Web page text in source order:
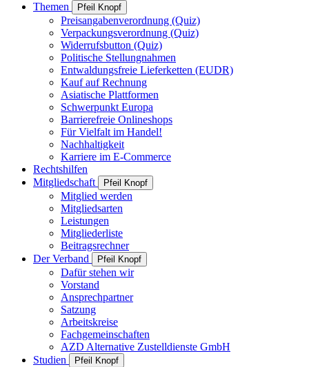
Themen
Pfeil Knopf
Preisangabenverordnung (Quiz)
Verpackungsverordnung (Quiz)
Widerrufsbutton (Quiz)
Politische Stellungnahmen
Entwaldungsfreie Lieferketten (EUDR)
Kauf auf Rechnung
Asiatische Plattformen
Schwerpunkt Europa
Barrierefreie Onlineshops
Für Vielfalt im Handel!
Nachhaltigkeit
Karriere im E-Commerce
Rechtshilfen
Mitgliedschaft
Pfeil Knopf
Mitglied werden
Mitgliedsarten
Leistungen
Mitgliederliste
Beitragsrechner
Der Verband
Pfeil Knopf
Dafür stehen wir
Vorstand
Ansprechpartner
Satzung
Arbeitskreise
Fachgemeinschaften
AZD Alternative Zustelldienste GmbH
Studien
Pfeil Knopf